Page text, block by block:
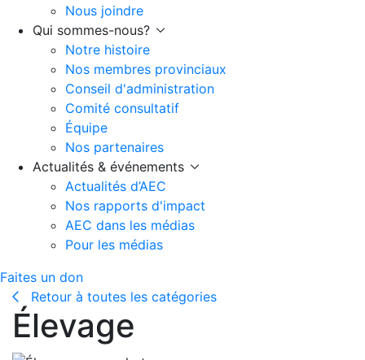
Nous joindre
Qui sommes-nous?
Notre histoire
Nos membres provinciaux
Conseil d'administration
Comité consultatif
Équipe
Nos partenaires
Actualités & événements
Actualités d’AEC
Nos rapports d'impact
AEC dans les médias
Pour les médias
Faites un don
Retour à toutes les catégories
Élevage